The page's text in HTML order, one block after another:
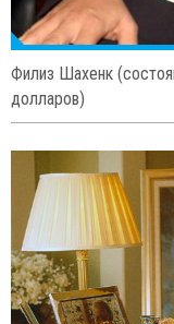
Филиз Шахенк
долларов)